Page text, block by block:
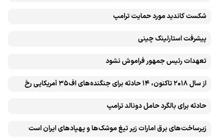
شکست کاندید مورد حمایت ترامپ
پیشرفت ‏استارلینک چینی
تعهدات رئیس جمهور فراموش نشود
از سال ۲۰۱۸ تاکنون، ۱۴ حادثه برای جنگنده‌های اف۳۵ آمریکایی رخ
حادثه برای بالگرد حامل دونالد ترامپ
زیرساخت‌های برق امارات زیر تیغ موشک‌ها و پهپادهای ایران است